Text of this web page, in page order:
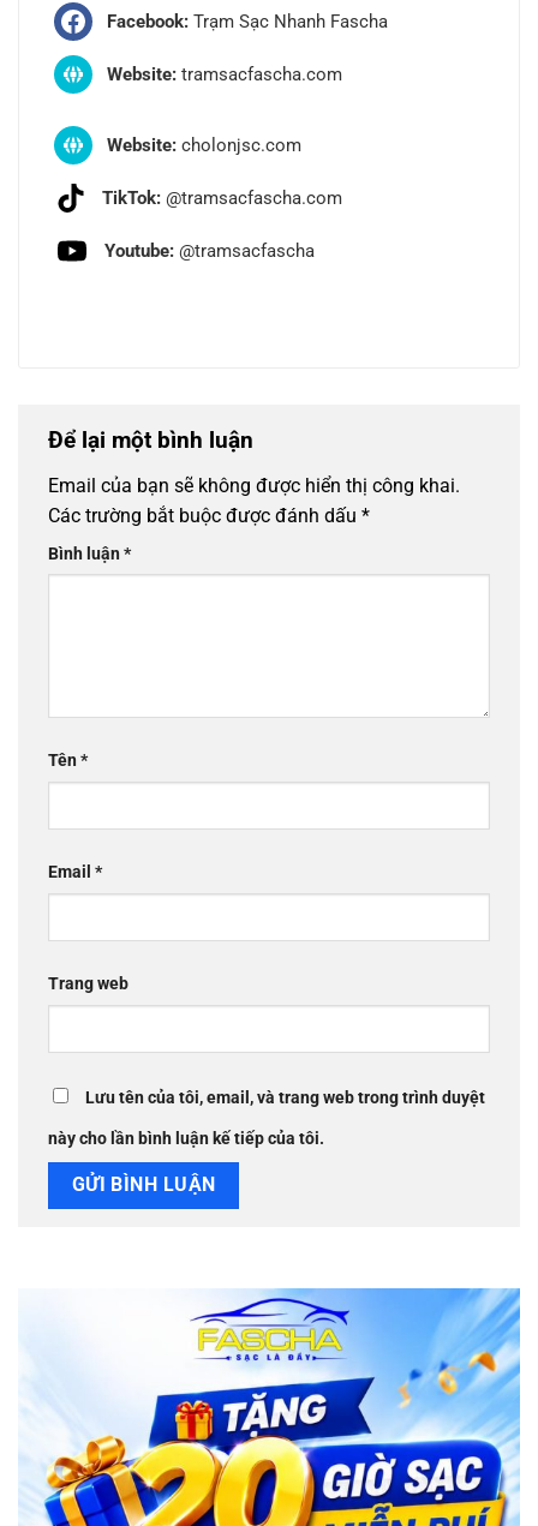
Facebook: Trạm Sạc Nhanh Fascha
Website: tramsacfascha.com
Website: cholonjsc.com
TikTok: @tramsacfascha.com
Youtube: @tramsacfascha
Để lại một bình luận
Email của bạn sẽ không được hiển thị công khai.
Các trường bắt buộc được đánh dấu *
Bình luận*
Tên*
Email *
Trang web
Lưu tên của tôi, email, và trang web trong trình duyệt
này cho lần bình luận kế tiếp của tôi.